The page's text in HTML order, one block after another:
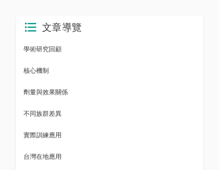
文章導覽
學術研究回顧
核心機制
劑量與效果關係
不同族群差異
實際訓練應用
台灣在地應用